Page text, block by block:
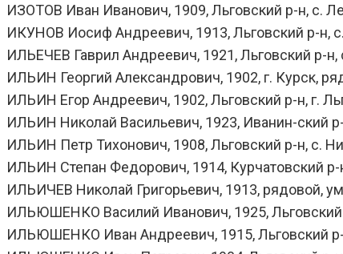
ИЗОТОВ Иван Иванович, 1909, Льговский р-н, с.
ИКУНОВ Иосиф Андреевич, 1913, Льговский р-н,
ИЛЬЕЧЕВ Гаврил Андреевич, 1921, Льговский р-
ИЛЬИН Георгий Александрович, 1902, г. Курск,
ИЛЬИН Егор Андреевич, 1902, Льговский р-н, г.
ИЛЬИН Николай Васильевич, 1923, Иванин-ский
ИЛЬИН Петр Тихонович, 1908, Льговский р-н, с.
ИЛЬИН Степан Федорович, 1914, Курчатовский р-
ИЛЬИЧЕВ Николай Григорьевич, 1913, рядовой,
ИЛЬЮШЕНКО Василий Иванович, 1925, Льговский
ИЛЬЮШЕНКО Иван Андреевич, 1915, Льговский р-